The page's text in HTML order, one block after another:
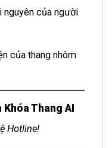
nguyên của người
của thang nhôm
Thang AI
Hotline!